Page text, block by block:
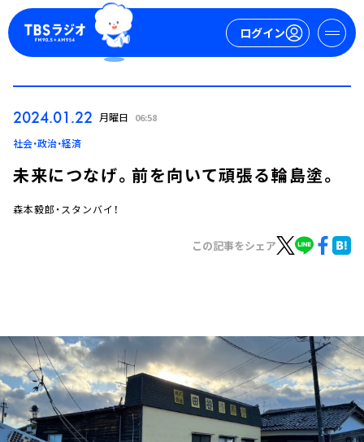
ログイン
トピックス
TBS Podcast
お知らせ
イベント・グッズ
YouTube
会社情報
2024.01.22 月曜日 06:58
社会・政治・経済
未来につなげ。前を向いて頑張る輪島塗。
森本毅郎・スタンバイ！
この記事をシェア